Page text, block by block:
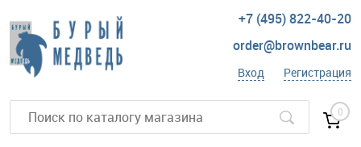
+7 (495) 822-40-20
order@brownbear.ru
Вход Регистрация
0